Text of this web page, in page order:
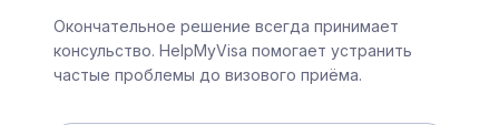
Окончательное решение всегда принимает
консульство. HelpMyVisa помогает устранить
частые проблемы до визового приёма.